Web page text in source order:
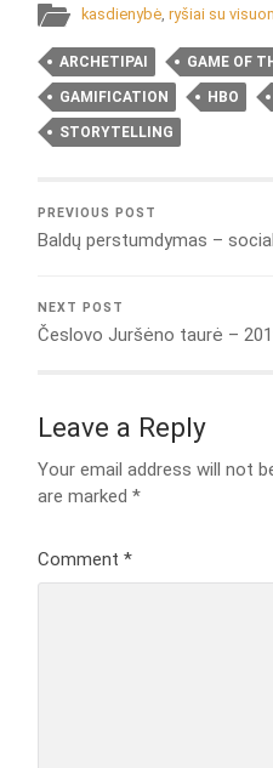
kasdienybė ,ryšiai su
ARCHETIPAI GAME OF
GAMIFICATION HBO
STORYTELLING
PREVIOUS POST
Baldų perstumdymas –
NEXT POST
Česlovo Juršėno taurė –
Leave a Reply
Your email address will not
are marked*
Comment*